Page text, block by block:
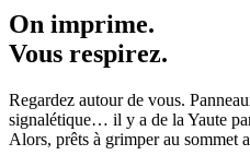
On imprime.
Vous respirez.
Regardez autour de vous.
signalétique… il y a de la Yaute
Alors, prêts à grimper au sommet